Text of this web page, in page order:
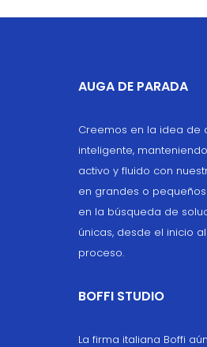
AUGA DE PARADA
Creemos en la idea de
inteligente,
activo y fluido con
en grandes o
en la búsqueda de
únicas, desde el inicio
proceso.
BOFFI STUDIO
La firma italiana Boffi